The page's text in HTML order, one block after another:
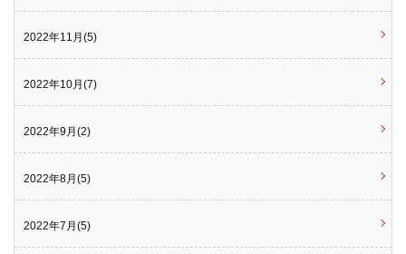
2022年11月(5)
2022年10月(7)
2022年9月(2)
2022年8月(5)
2022年7月(5)